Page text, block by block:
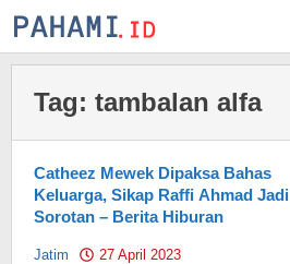
Skip
to
Tag: tambalan alfa
Catheez Mewek Dipaksa Bahas
Keluarga, Sikap Raffi Ahmad Jadi
Sorotan – Berita Hiburan
Jatim 27 April 2023